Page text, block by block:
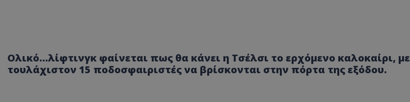
Ολικό...λίφτινγκ φαίνεται πως θα κάνει η Τσέλσι το ερχόμενο καλοκαίρι, με
τουλάχιστον 15 ποδοσφαιριστές να βρίσκονται στην πόρτα της εξόδου.